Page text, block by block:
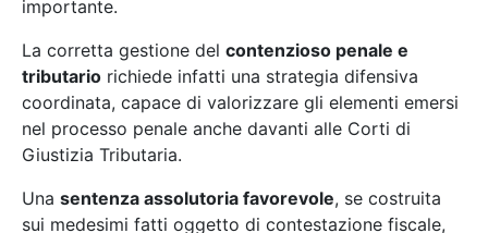
importante.
La corretta gestione del contenzioso penale e
tributario richiede infatti una strategia difensiva
coordinata, capace di valorizzare gli elementi emersi
nel processo penale anche davanti alle Corti di
Giustizia Tributaria.
Una sentenza assolutoria favorevole, se costruita
sui medesimi fatti oggetto di contestazione fiscale,